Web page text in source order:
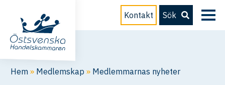
Kontakt Sök
Hem » Medlemskap » Medlemmarnas nyheter